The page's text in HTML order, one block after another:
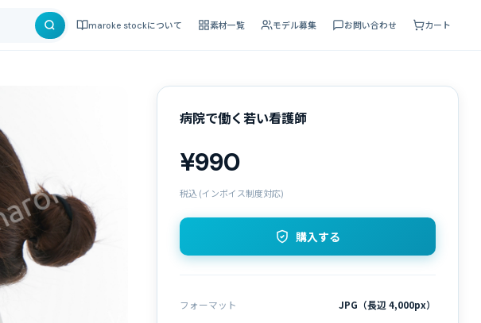
maroke stockについて 素材一覧 モデル募集 お問い合わせ カート
病院で働く若い看護師
¥990
税込 (インボイス制度対応)
購入する
フォーマット
JPG（長辺 4,000px）